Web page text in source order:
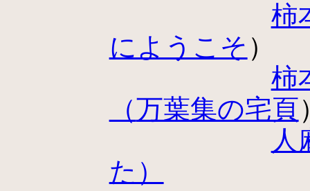
柿
にようこそ ）
柿
（万葉集の宅頁
人
た）